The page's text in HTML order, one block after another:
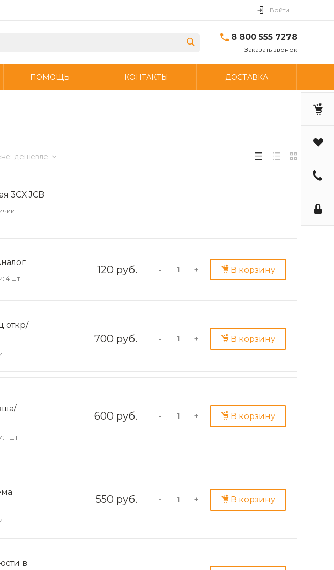
Войти
8 800 555 7278
Заказать звонок
ПОМОЩЬ КОНТАКТЫ ДОСТАВКА
: дешевле
3СХ JCB
4 шт.
120 руб. - + В корзину
откр/
700 руб. - + В корзину
1 шт.
600 руб. - + В корзину
550 руб. - + В корзину
в